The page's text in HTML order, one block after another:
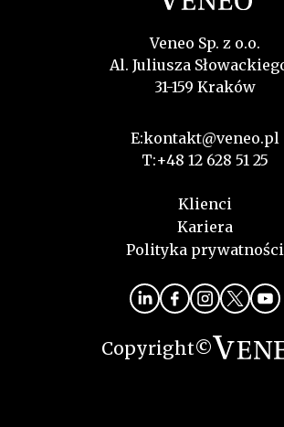
Veneo Sp. z o.o.
Al. Juliusza
31-159 Kraków
E:kontakt@veneo.pl
T:+48 12 628 51 25
Klienci
Kariera
Polityka prywatności
Copyright©